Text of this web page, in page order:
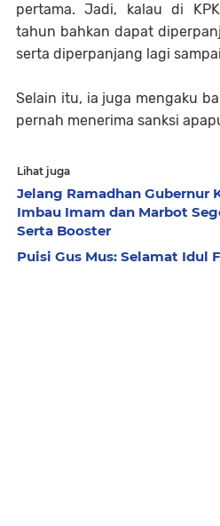
pertama. Jadi, kalau di
tahun bahkan dapat
serta diperpanjang lagi
Selain itu, ia juga mengaku
pernah menerima sanksi
Lihat juga
Jelang Ramadhan Gubernur
Imbau Imam dan Marbot
Serta Booster
Puisi Gus Mus: Selamat Idul